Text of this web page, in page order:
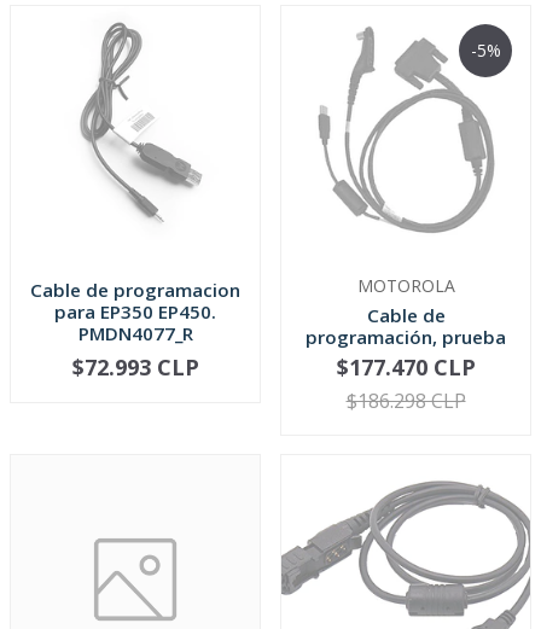
Cable de programacion
para EP350 EP450.
PMDN4077_R
AGOTADO
$72.993 CLP
-5%
MOTOROLA
Cable de
programación, prueba
y ajuste Motorola...
AGOTADO
$177.470 CLP
$186.298 CLP